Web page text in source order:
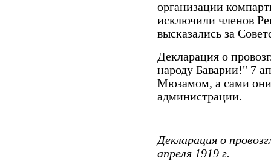
организации
исключили членов
высказались за
Декларация о
народу Баварии!" 7
Мюзамом, а сами они
администрации.
Декларация о
апреля 1919 г.